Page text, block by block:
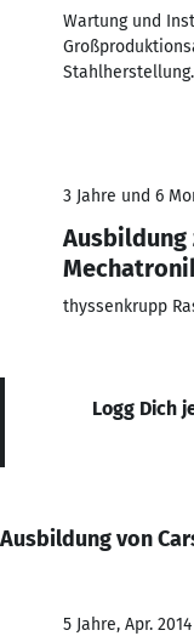
Wartung und
Stahlherstellung.
3 Jahre und 6
Ausbildung
thyssenkrupp
Logg Dich
Ausbildung von
5 Jahre, Apr.